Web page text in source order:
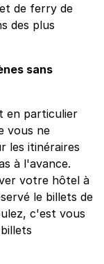
de ferry de
des plus
sans
en particulier
vous ne
les itinéraires
à l'avance.
votre hôtel à
le billets de
c'est vous